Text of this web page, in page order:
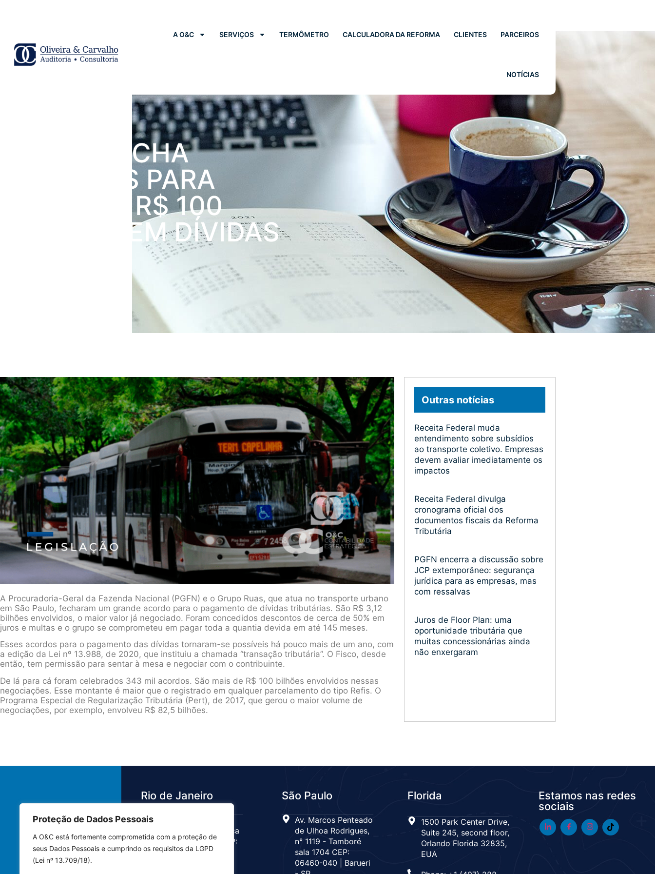
Proteção de Dados Pessoais
A O&C está fortemente comprometida com a proteção de
seus Dados Pessoais e cumprindo os requisitos da LGPD
(Lei nº 13.709/18).
A O&C SERVIÇOS TERMÔMETRO CALCULADORA DA REFORMA CLIENTES PARCEIROS
NOTÍCIAS
UNIÃO FECHA
ACORDOS PARA
RECEBER R$ 100
BILHÕES EM DÍVIDAS
A Procuradoria-Geral da Fazenda Nacional (PGFN) e o Grupo Ruas, que atua no transporte urbano
em São Paulo, fecharam um grande acordo para o pagamento de dívidas tributárias. São R$ 3,12
bilhões envolvidos, o maior valor já negociado. Foram concedidos descontos de cerca de 50% em
juros e multas e o grupo se comprometeu em pagar toda a quantia devida em até 145 meses.
Esses acordos para o pagamento das dívidas tornaram-se possíveis há pouco mais de um ano, com
a edição da Lei nº 13.988, de 2020, que instituiu a chamada “transação tributária”. O Fisco, desde
então, tem permissão para sentar à mesa e negociar com o contribuinte.
De lá para cá foram celebrados 343 mil acordos. São mais de R$ 100 bilhões envolvidos nessas
negociações. Esse montante é maior que o registrado em qualquer parcelamento do tipo Refis. O
Programa Especial de Regularização Tributária (Pert), de 2017, que gerou o maior volume de
negociações, por exemplo, envolveu R$ 82,5 bilhões.
Outras notícias
Receita Federal muda
entendimento sobre subsídios
ao transporte coletivo. Empresas
devem avaliar imediatamente os
impactos
Receita Federal divulga
cronograma oficial dos
documentos fiscais da Reforma
Tributária
PGFN encerra a discussão sobre
JCP extemporâneo: segurança
jurídica para as empresas, mas
com ressalvas
Juros de Floor Plan: uma
oportunidade tributária que
muitas concessionárias ainda
não enxergaram
Rio de Janeiro
3.500 - Barra da Tijuca
Bloco 4 Sala 442 CEP:
22640-102 | Rio de
São Paulo
Av. Marcos Penteado
de Ulhoa Rodrigues,
n° 1119 - Tamboré
sala 1704 CEP:
06460-040 | Barueri
Florida
1500 Park Center Drive,
Suite 245, second floor,
Orlando Florida 32835,
EUA
Estamos nas redes
sociais